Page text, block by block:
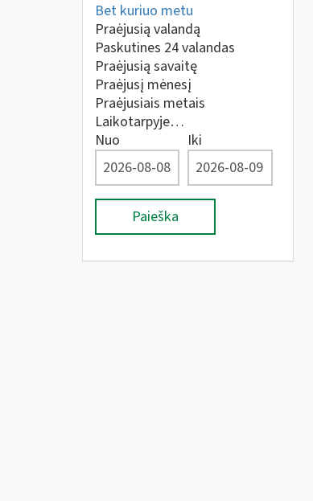
Bet kuriuo metu
Praėjusią valandą
Paskutines 24 valandas
Praėjusią savaitę
Praėjusį mėnesį
Praėjusiais metais
Laikotarpyje…
Nuo
Iki
Paieška